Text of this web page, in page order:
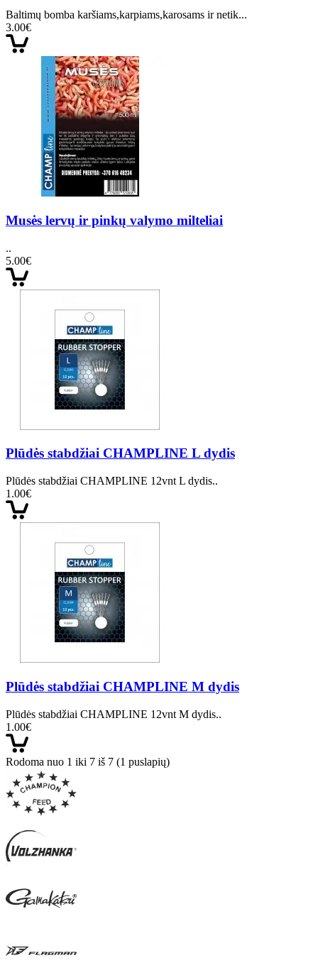
Baltimų bomba karšiams,karpiams,karosams ir netik...
3.00€
Musės lervų ir pinkų valymo milteliai
..
5.00€
Plūdės stabdžiai CHAMPLINE L dydis
Plūdės stabdžiai CHAMPLINE 12vnt L dydis..
1.00€
Plūdės stabdžiai CHAMPLINE M dydis
Plūdės stabdžiai CHAMPLINE 12vnt M dydis..
1.00€
Rodoma nuo 1 iki 7 iš 7 (1 puslapių)